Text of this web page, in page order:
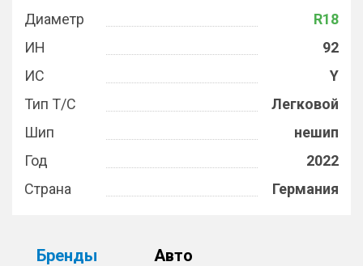
Диаметр
R18
ИН
92
ИС
Y
Тип Т/С
Легковой
Шип
нешип
Год
2022
Страна
Германия
Бренды
Авто